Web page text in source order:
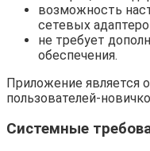
возможность
сетевых
не требует
обеспечения.
Приложение является
пользователей-
Системные